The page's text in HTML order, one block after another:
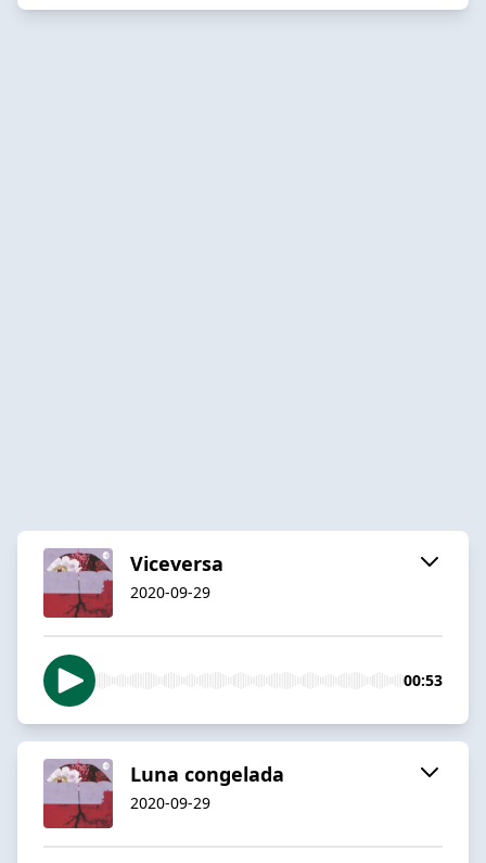
Viceversa
2020-09-29
00:53
Luna congelada
2020-09-29